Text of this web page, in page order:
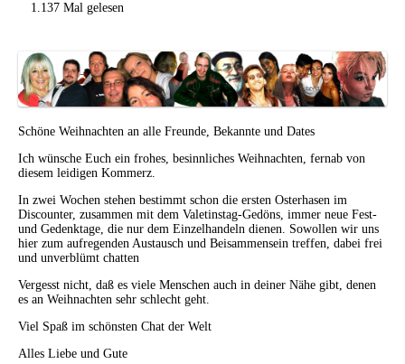
1.137 Mal gelesen
Schöne Weihnachten an alle Freunde, Bekannte und Dates
Ich wünsche Euch ein frohes, besinnliches Weihnachten, fernab von
diesem leidigen Kommerz.
In zwei Wochen stehen bestimmt schon die ersten Osterhasen im
Discounter, zusammen mit dem Valetinstag-Gedöns, immer neue Fest-
und Gedenktage, die nur dem Einzelhandeln dienen. Sowollen wir uns
hier zum aufregenden Austausch und Beisammensein treffen, dabei frei
und unverblümt chatten
Vergesst nicht, daß es viele Menschen auch in deiner Nähe gibt, denen
es an Weihnachten sehr schlecht geht.
Viel Spaß im schönsten Chat der Welt
Alles Liebe und Gute